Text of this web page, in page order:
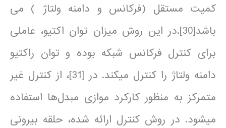
کمیت مستقل (فرکانس و دامنه ولتاژ ) می
باشد[30].در این روش میزان توان اکتیو، عاملی
برای کنترل فرکانس شبکه بوده و توان راکتیو
دامنه ولتاژ را کنترل می­کند. در [31]، از کنترل غیر
متمرکز به منظور کارکرد موازی مبدل‌ها استفاده
می­شود. در روش کنترل ارائه شده، حلقه بیرونی